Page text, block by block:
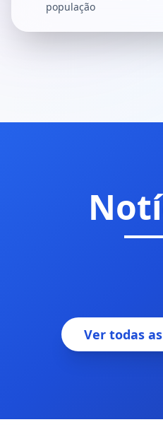
população
Ver todas